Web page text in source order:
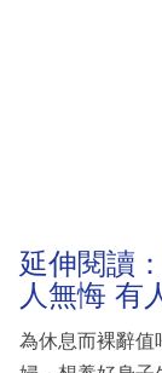
延伸閱讀
人無悔 有
為休息而裸辭值